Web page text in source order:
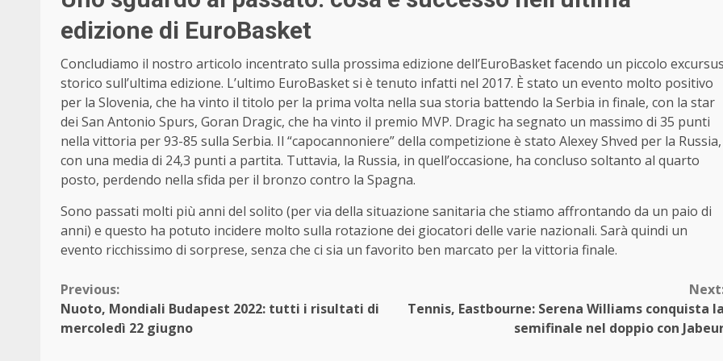
edizione di EuroBasket
Concludiamo il nostro articolo incentrato sulla prossima edizione dell’EuroBasket facendo un piccolo excursus
storico sull’ultima edizione. L’ultimo EuroBasket si è tenuto infatti nel 2017. È stato un evento molto positivo
per la Slovenia, che ha vinto il titolo per la prima volta nella sua storia battendo la Serbia in finale, con la star
dei San Antonio Spurs, Goran Dragic, che ha vinto il premio MVP. Dragic ha segnato un massimo di 35 punti
nella vittoria per 93-85 sulla Serbia. Il “capocannoniere” della competizione è stato Alexey Shved per la Russia,
con una media di 24,3 punti a partita. Tuttavia, la Russia, in quell’occasione, ha concluso soltanto al quarto
posto, perdendo nella sfida per il bronzo contro la Spagna.
Sono passati molti più anni del solito (per via della situazione sanitaria che stiamo affrontando da un paio di
anni) e questo ha potuto incidere molto sulla rotazione dei giocatori delle varie nazionali. Sarà quindi un
evento ricchissimo di sorprese, senza che ci sia un favorito ben marcato per la vittoria finale.
Continue
Reading
Previous:
Nuoto, Mondiali Budapest 2022: tutti i risultati di
mercoledì 22 giugno
Tennis, Eastbourne: Serena Williams conquista la
semifinale nel doppio con